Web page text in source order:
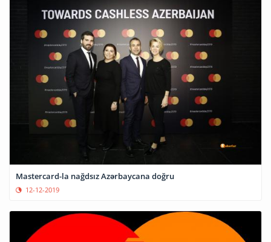
Mastercard-la nağdsız Azərbaycana doğru
12-12-2019